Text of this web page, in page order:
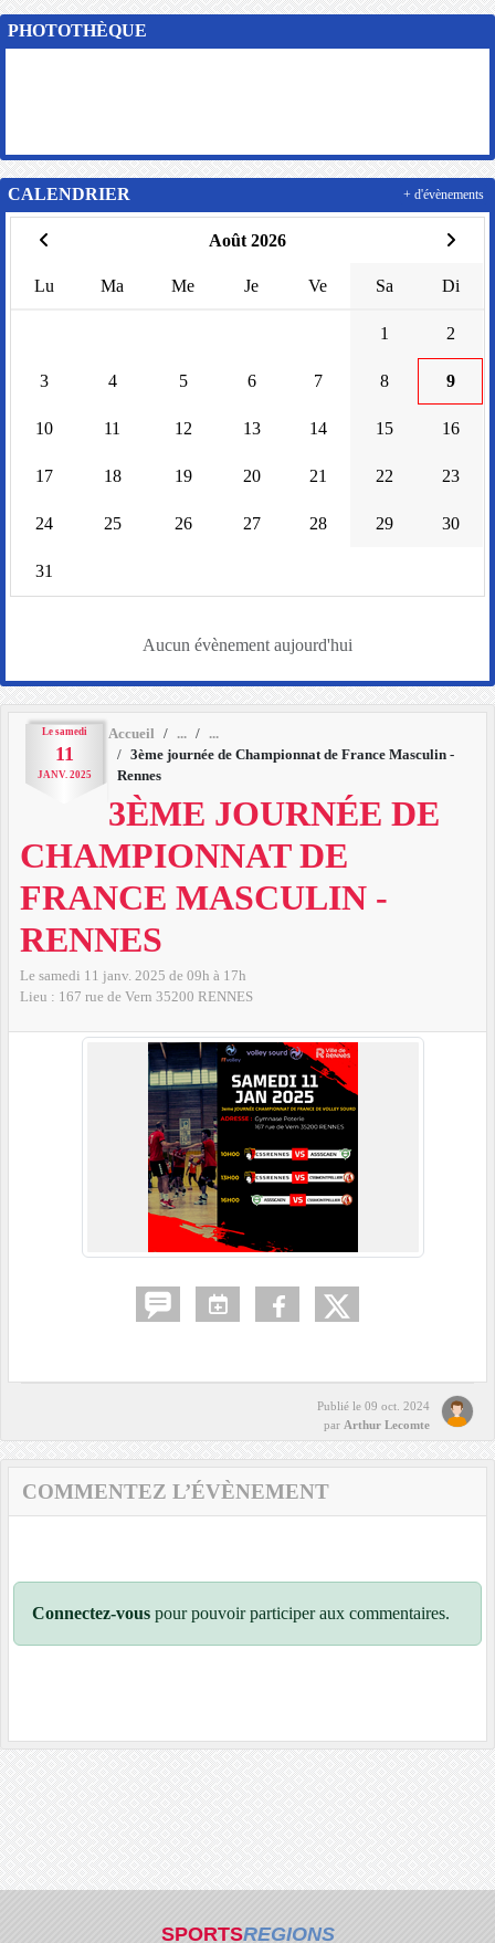
Le samedi
11
JANV. 2025
Accueil
3ème journée de Championnat de France Masculin -
Rennes
3ÈME JOURNÉE DE
CHAMPIONNAT DE
FRANCE MASCULIN -
RENNES
Le samedi 11 janv. 2025 de 09h à 17h
Lieu : 167 rue de Vern 35200 RENNES
Publié le 09 oct. 2024
par Arthur Lecomte
COMMENTEZ L’ÉVÈNEMENT
Connectez-vous pour pouvoir participer aux commentaires.
PHOTOTHÈQUE
CALENDRIER
Août 2026
Lu Ma Me Je Ve Sa Di
1 2
3 4 5 6 7 8 9
10 11 12 13 14 15 16
17 18 19 20 21 22 23
24 25 26 27 28 29 30
31
Aucun évènement aujourd'hui
+ d'évènements
SPORTSREGIONS